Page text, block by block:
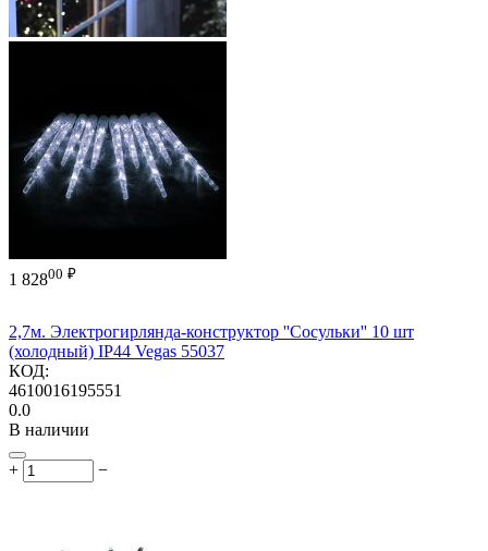
1 82800 ₽
2,7м. Электрогирлянда-конструктор ''Сосульки'' 10 шт
(холодный) IP44 Vegas 55037
КОД:
4610016195551
0.0
В наличии
+ −